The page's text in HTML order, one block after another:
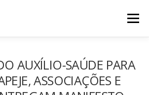
Menu
FILIAÇÃO NOTÍCIAS
AUXÍLIO-SAÚDE PARA
ASSOCIAÇÕES E